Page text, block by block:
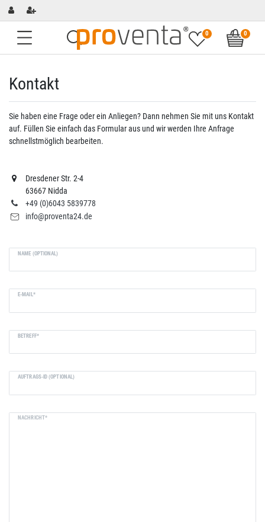
0 0
Kontakt
Sie haben eine Frage oder ein Anliegen? Dann nehmen Sie mit uns Kontakt
auf. Füllen Sie einfach das Formular aus und wir werden Ihre Anfrage
schnellstmöglich bearbeiten.
Dresdener Str. 2-4
63667 Nidda
+49 (0)6043 5839778
info@proventa24.de
NAME (OPTIONAL)
E-MAIL*
BETREFF*
AUFTRAGS-ID (OPTIONAL)
NACHRICHT*